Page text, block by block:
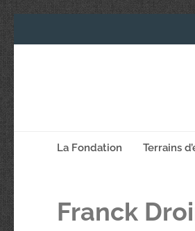
La Fondation Terrains
Franck